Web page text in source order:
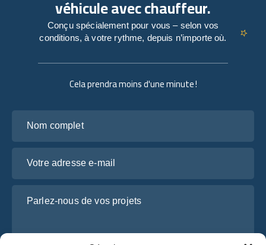
Cela prendra moins d'une minute !
véhicule avec chauffeur.
Conçu spécialement pour vous – selon vos
conditions, à votre rythme, depuis n’importe où.